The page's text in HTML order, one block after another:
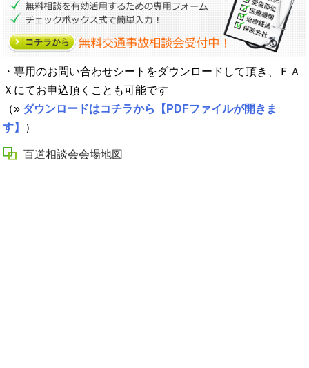
・専用のお問い合わせシートをダウンロードして頂き、ＦＡ
Ｘにてお申込頂くことも可能です
（» ダウンロードはコチラから【PDFファイルが開きま
す】 ）
百道相談会会場地図